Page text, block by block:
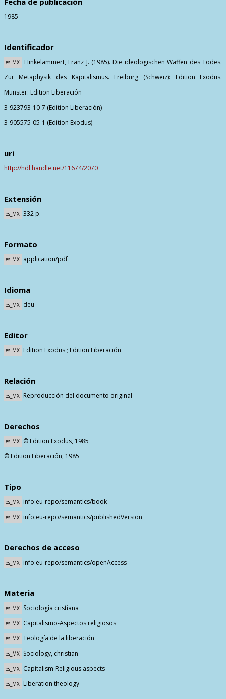
1985
Identificador
es_MX
Hinkelammert, Franz J. (1985). Die ideologischen Waffen des Todes.
Zur Metaphysik des Kapitalismus. Freiburg (Schweiz): Edition Exodus.
Münster: Edition Liberación
3-923793-10-7 (Edition Liberación)
3-905575-05-1 (Edition Exodus)
uri
http://hdl.handle.net/11674/2070
Extensión
es_MX 332 p.
Formato
es_MX application/pdf
Idioma
es_MX deu
Editor
es_MX Edition Exodus ; Edition Liberación
Relación
es_MX Reproducción del documento original
Derechos
es_MX © Edition Exodus, 1985
© Edition Liberación, 1985
Tipo
es_MX info:eu-repo/semantics/book
es_MX info:eu-repo/semantics/publishedVersion
Derechos de acceso
es_MX info:eu-repo/semantics/openAccess
Materia
es_MX Sociología cristiana
es_MX Capitalismo-Aspectos religiosos
es_MX Teología de la liberación
es_MX Sociology, christian
es_MX Capitalism-Religious aspects
es_MX Liberation theology